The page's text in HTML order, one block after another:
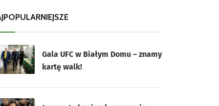
Gala UFC w Białym Domu – znamy
kartę walk!